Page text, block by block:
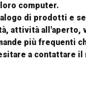
computer.
di prodotti e
attività
più frequenti
a contattare